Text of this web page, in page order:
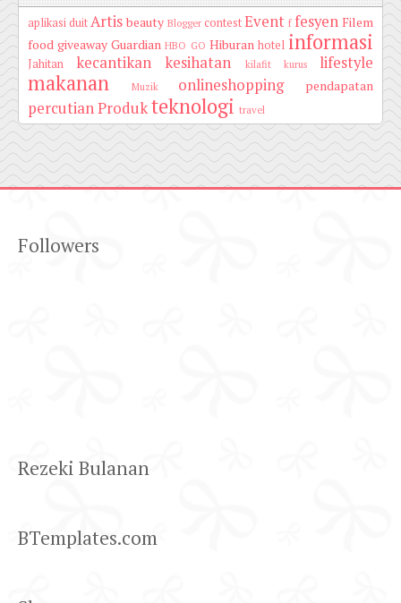
aplikasi duitArtis beauty Blogger contestEvent f fesyen Filem
food giveaway Guardian HBO GO Hiburan hotel informasi
Jahitan kecantikan kesihatan kilafit kurus lifestyle
makanan Muzik onlineshopping pendapatan
percutianProdukteknologi travel
Followers
Rezeki Bulanan
BTemplates.com